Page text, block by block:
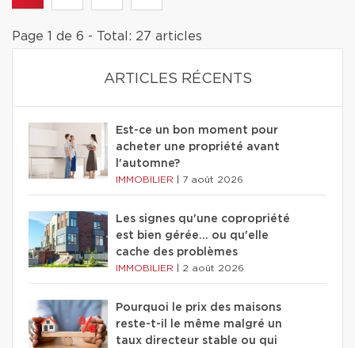
Page 1 de 6 - Total: 27 articles
ARTICLES RÉCENTS
Est-ce un bon moment pour
acheter une propriété avant
l'automne?
IMMOBILIER 7 août 2026
Les signes qu'une copropriété
est bien gérée… ou qu'elle
cache des problèmes
IMMOBILIER 2 août 2026
Pourquoi le prix des maisons
reste-t-il le même malgré un
taux directeur stable ou qui